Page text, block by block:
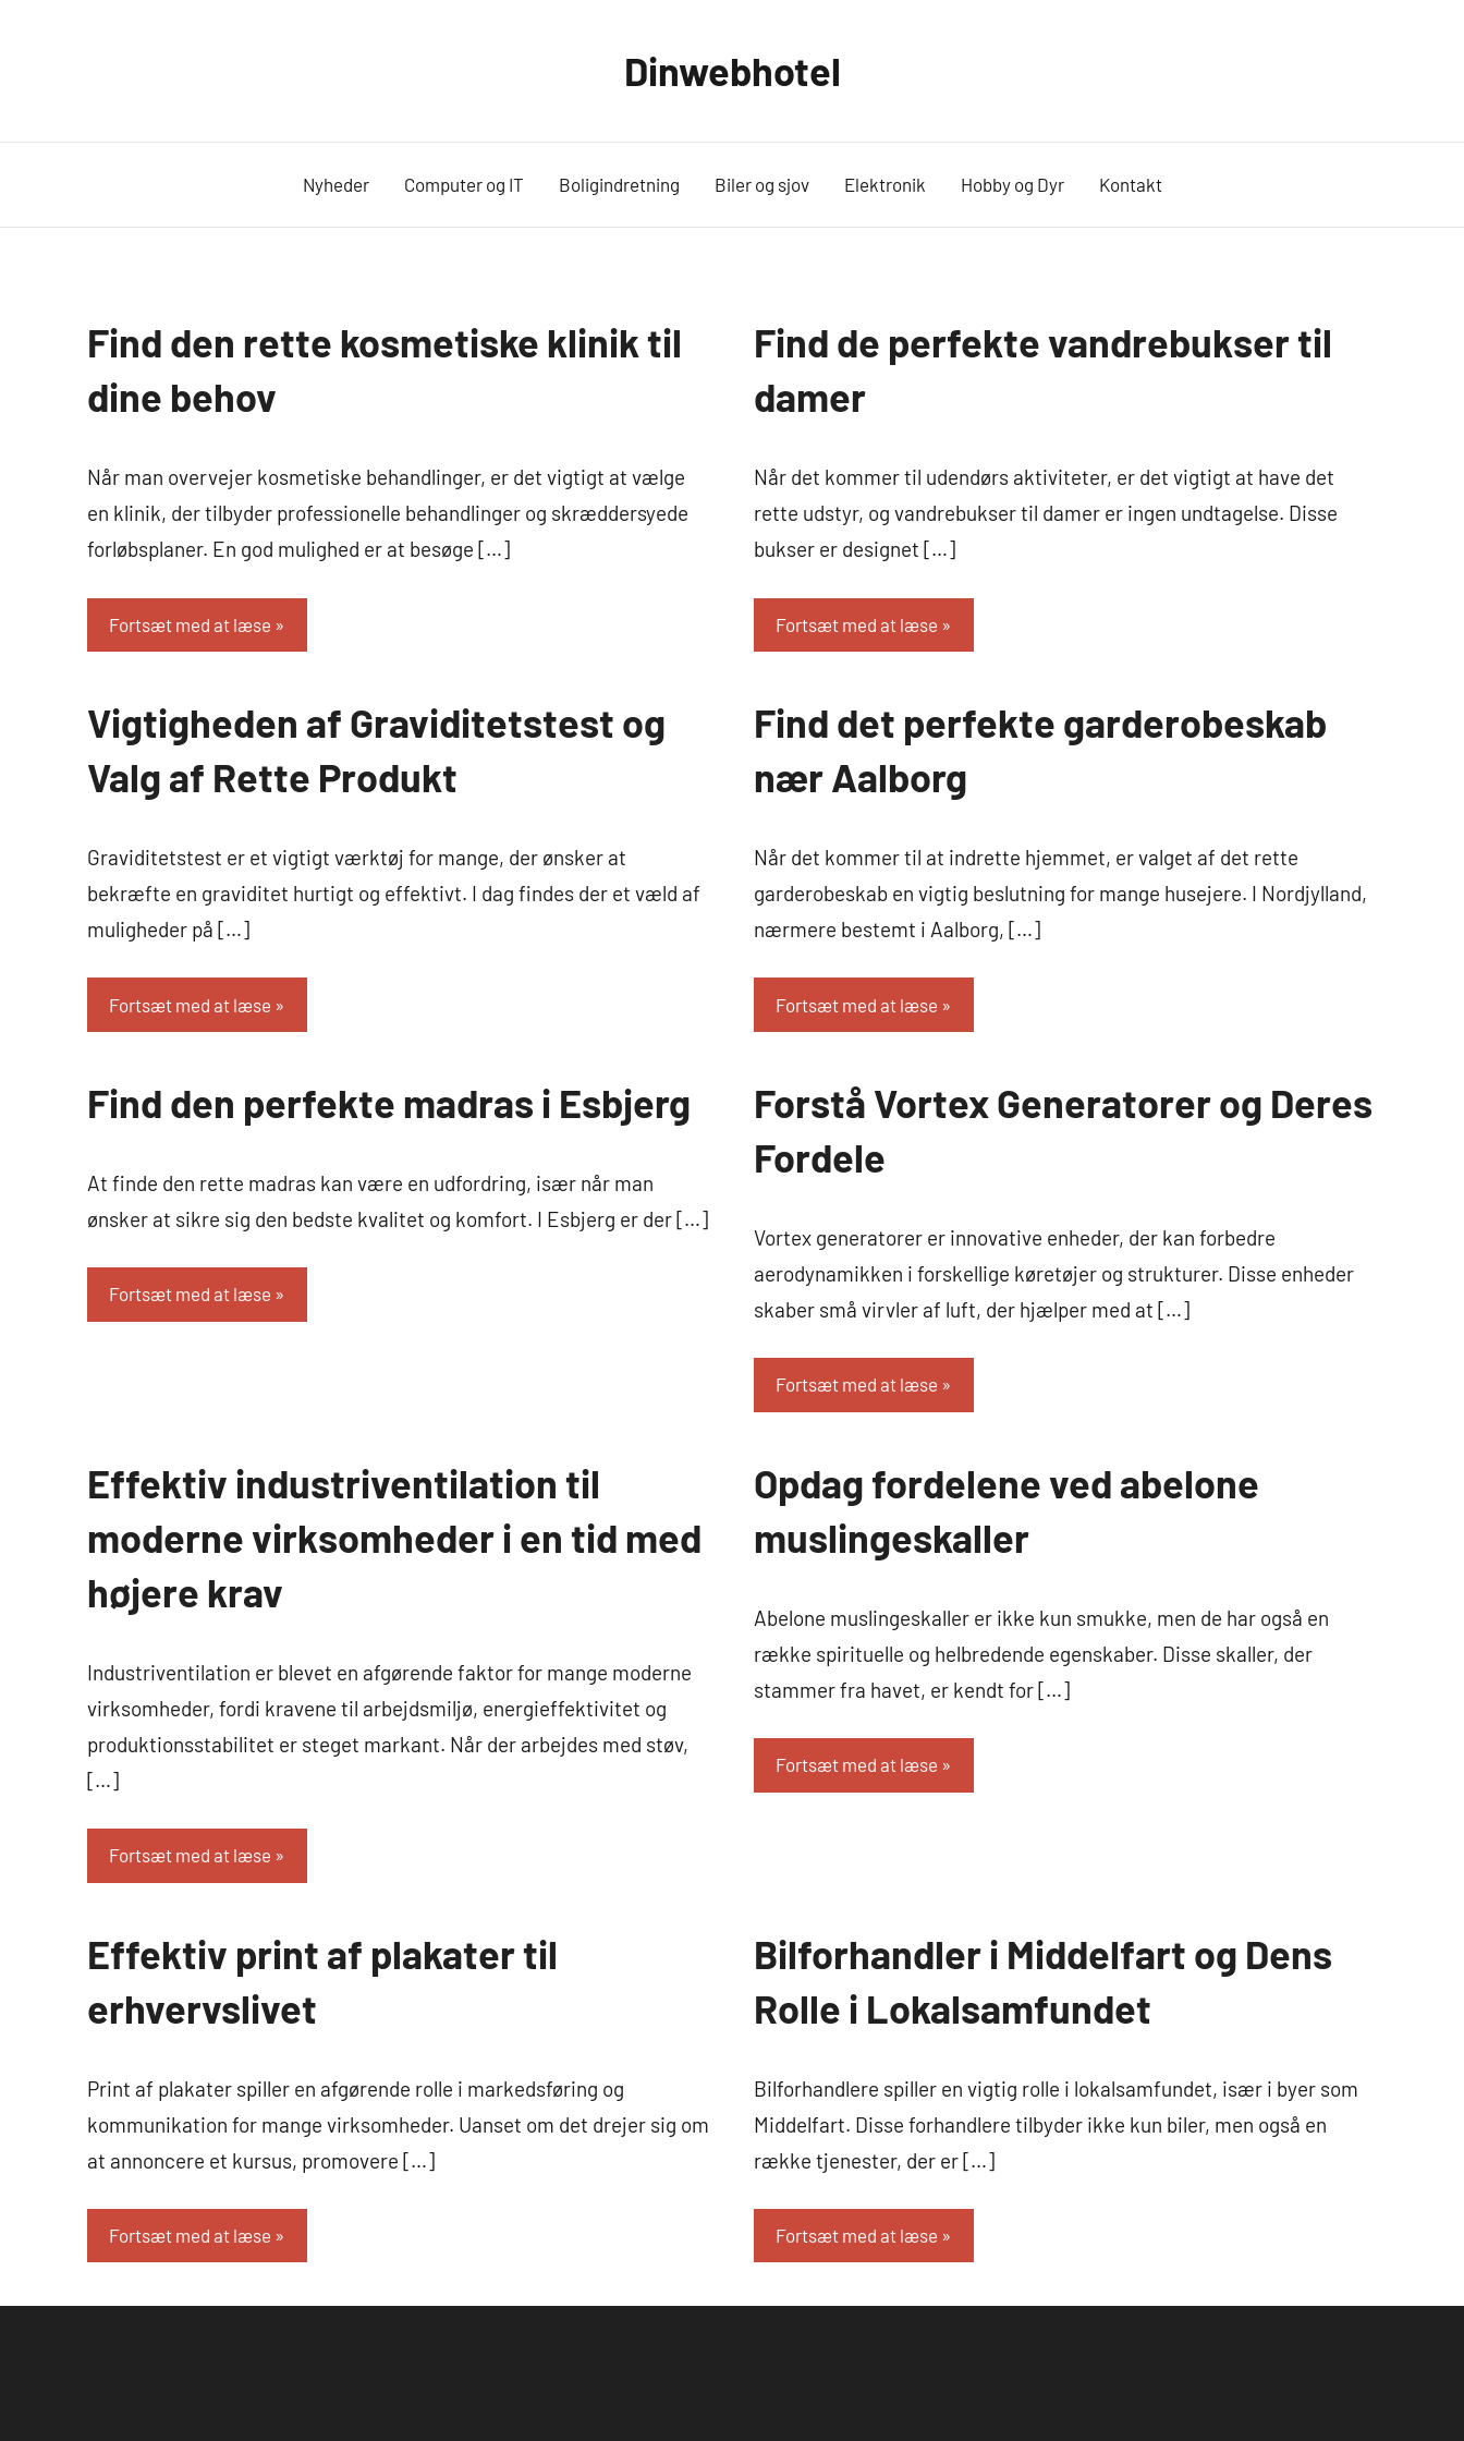
Dinwebhotel
Nyheder Computer og IT Boligindretning Biler og sjov Elektronik Hobby og Dyr Kontakt
Beauty
og
mode
Find den rette kosmetiske klinik til
dine behov
Når man overvejer kosmetiske behandlinger, er det vigtigt at vælge
en klinik, der tilbyder professionelle behandlinger og skræddersyede
forløbsplaner. En god mulighed er at besøge […]
Fortsæt med at læse
Sport og
Friluftsliv
Find de perfekte vandrebukser til
damer
Når det kommer til udendørs aktiviteter, er det vigtigt at have det
rette udstyr, og vandrebukser til damer er ingen undtagelse. Disse
bukser er designet […]
Fortsæt med at læse
Familie
og
børn
Vigtigheden af Graviditetstest og
Valg af Rette Produkt
Graviditetstest er et vigtigt værktøj for mange, der ønsker at
bekræfte en graviditet hurtigt og effektivt. I dag findes der et væld af
muligheder på […]
Fortsæt med at læse
Boligindretning
Find det perfekte garderobeskab
nær Aalborg
Når det kommer til at indrette hjemmet, er valget af det rette
garderobeskab en vigtig beslutning for mange husejere. I Nordjylland,
nærmere bestemt i Aalborg, […]
Fortsæt med at læse
Boligindretning
Find den perfekte madras i Esbjerg
At finde den rette madras kan være en udfordring, især når man
ønsker at sikre sig den bedste kvalitet og komfort. I Esbjerg er der […]
Fortsæt med at læse
Biler
og
sjov
Forstå Vortex Generatorer og Deres
Fordele
Vortex generatorer er innovative enheder, der kan forbedre
aerodynamikken i forskellige køretøjer og strukturer. Disse enheder
skaber små virvler af luft, der hjælper med at […]
Fortsæt med at læse
Industri
og
Erhverv
Effektiv industriventilation til
moderne virksomheder i en tid med
højere krav
Industriventilation er blevet en afgørende faktor for mange moderne
virksomheder, fordi kravene til arbejdsmiljø, energieffektivitet og
produktionsstabilitet er steget markant. Når der arbejdes med støv,
[…]
Fortsæt med at læse
Hobby
og Dyr
Opdag fordelene ved abelone
muslingeskaller
Abelone muslingeskaller er ikke kun smukke, men de har også en
række spirituelle og helbredende egenskaber. Disse skaller, der
stammer fra havet, er kendt for […]
Fortsæt med at læse
Industri
og
Erhverv
Effektiv print af plakater til
erhvervslivet
Print af plakater spiller en afgørende rolle i markedsføring og
kommunikation for mange virksomheder. Uanset om det drejer sig om
at annoncere et kursus, promovere […]
Fortsæt med at læse
Biler
og
sjov
Bilforhandler i Middelfart og Dens
Rolle i Lokalsamfundet
Bilforhandlere spiller en vigtig rolle i lokalsamfundet, især i byer som
Middelfart. Disse forhandlere tilbyder ikke kun biler, men også en
række tjenester, der er […]
Fortsæt med at læse